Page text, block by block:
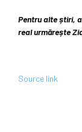
Pentru alte știri,
real urmărește
Source link